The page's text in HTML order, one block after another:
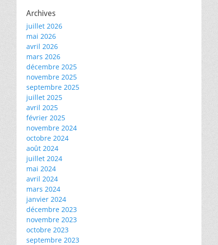
Archives
juillet 2026
mai 2026
avril 2026
mars 2026
décembre 2025
novembre 2025
septembre 2025
juillet 2025
avril 2025
février 2025
novembre 2024
octobre 2024
août 2024
juillet 2024
mai 2024
avril 2024
mars 2024
janvier 2024
décembre 2023
novembre 2023
octobre 2023
septembre 2023